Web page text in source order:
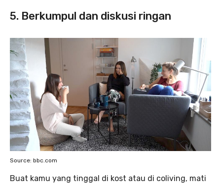
5. Berkumpul dan diskusi ringan
Source: bbc.com
Buat kamu yang tinggal di kost atau di coliving, mati